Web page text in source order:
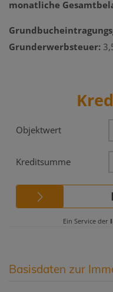
monatliche
Grunderwerbsteuer:
Basisdaten zur